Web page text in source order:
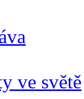
ve světě